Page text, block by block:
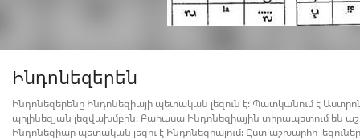
Ինդոնեզերեն
Ինդոնեզերենը Ինդոնեզիայի պետական լեզուն է։ Պատկանում է
պոլինեզյան լեզվախմբին։ Բահասա Ինդոնեզիային տիրապետում են
Ինդոնեզիաը պետական լեզու է Ինդոնեզիայում։ Ըստ աշխարհի